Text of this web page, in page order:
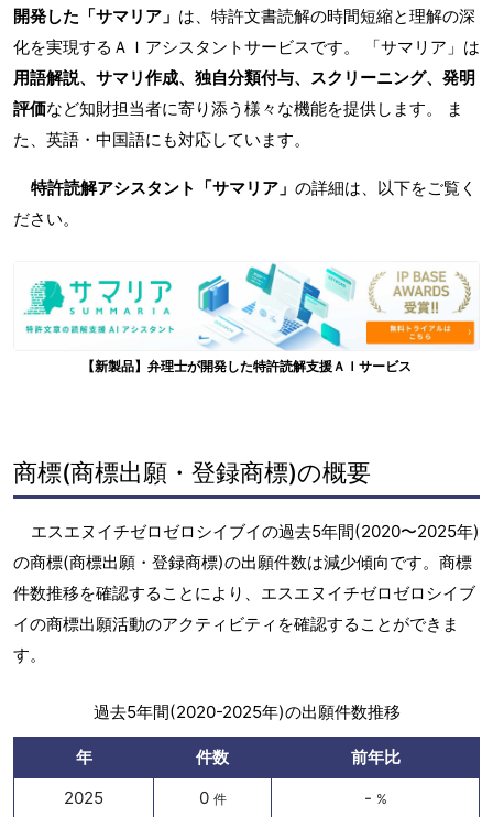
開発した「サマリア」 は、特許文書読解の時間短縮と理解の深
化を実現するＡＩアシスタントサービスです。 「サマリア」は
用語解説、サマリ作成、独自分類付与、スクリーニング、発明
評価など知財担当者に寄り添う様々な機能を提供します。 ま
た、英語・中国語にも対応しています。
特許読解アシスタント「サマリア」 の詳細は、以下をご覧く
ださい。
【新製品】弁理士が開発した特許読解支援ＡＩサービス
商標(商標出願・登録商標)の概要
エスエヌイチゼロゼロシイブイの過去5年間(2020〜2025年)
の商標(商標出願・登録商標)の出願件数は減少傾向です。商標
件数推移を確認することにより、エスエヌイチゼロゼロシイブ
イの商標出願活動のアクティビティを確認することができま
す。
過去5年間(2020-2025年)の出願件数推移
年 件数
前年比
2025
0 件 - %